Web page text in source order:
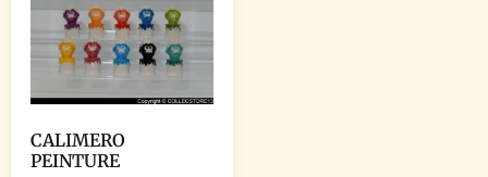
CALIMERO
PEINTURE